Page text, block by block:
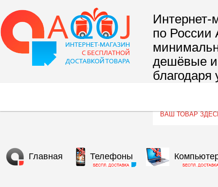
Интернет-
по России
дешёвые и
благодаря
Главная Телефоны